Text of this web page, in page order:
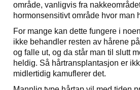
område, vanligvis fra
hormonsensitivt område hvor man
For mange kan dette fungere i
ikke behandler resten av hårene
og falle ut, og da står man til slutt
heldig. Så hårtransplantasjon er
midlertidig kamuflerer det.